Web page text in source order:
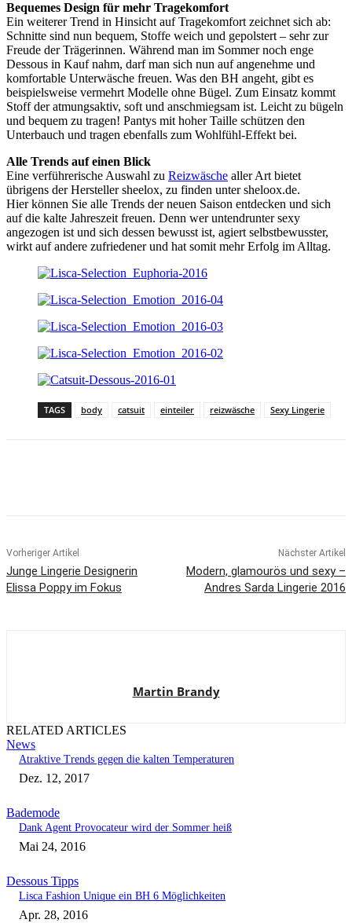
Bequemes Design für mehr Tragekomfort
Ein weiterer Trend in Hinsicht auf Tragekomfort zeichnet sich ab:
Schnitte sind nun bequem, Stoffe weich und gepolstert – sehr zur
Freude der Trägerinnen. Während man im Sommer noch enge
Dessous in Kauf nahm, darf man sich nun auf angenehme und
komfortable Unterwäsche freuen. Was den BH angeht, gibt es
beispielsweise vermehrt Modelle ohne Bügel. Zum Einsatz kommt
Stoff der atmungsaktiv, soft und anschmiegsam ist. Leicht zu bügeln
und bequem zu tragen! Pantys mit hoher Taille schützen den
Unterbauch und tragen ebenfalls zum Wohlfühl-Effekt bei.
Alle Trends auf einen Blick
Eine verführerische Auswahl zu Reizwäsche aller Art bietet
übrigens der Hersteller sheelox, zu finden unter sheloox.de.
Hier können Sie alle Trends der neuen Saison entdecken und sich
auf die kalte Jahreszeit freuen. Denn wer untendrunter sexy
angezogen ist und sich dessen bewusst ist, agiert selbstbewusster,
wirkt auf andere zufriedener und hat somit mehr Erfolg im Alltag.
TAGS body catsuit einteiler reizwäsche Sexy Lingerie
Vorheriger Artikel
Junge Lingerie Designerin
Elissa Poppy im Fokus
Nächster Artikel
Modern, glamourös und sexy –
Andres Sarda Lingerie 2016
Martin Brandy
RELATED ARTICLES
News
Atraktive Trends gegen die kalten Temperaturen
Dez. 12, 2017
Bademode
Dank Agent Provocateur wird der Sommer heiß
Mai 24, 2016
Dessous Tipps
Lisca Fashion Unique ein BH 6 Möglichkeiten
Apr. 28, 2016